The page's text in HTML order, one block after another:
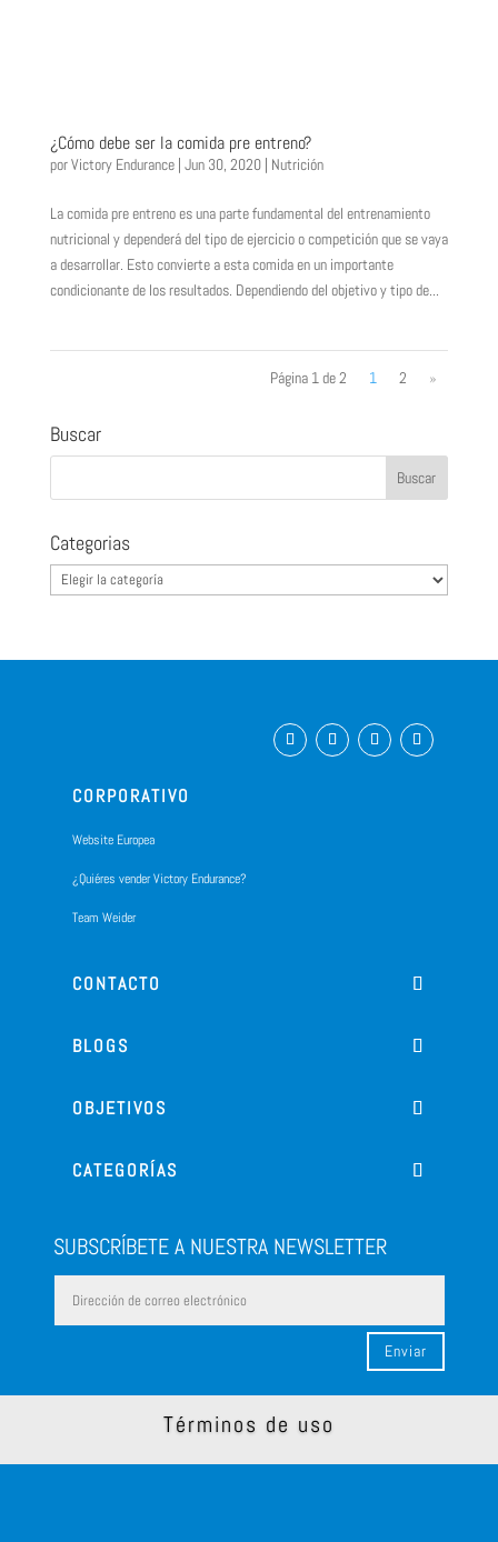
¿Cómo debe ser la comida pre entreno?
porVictory Endurance| Jun 30, 2020| Nutrición
La comida pre entreno es una parte fundamental del entrenamiento
nutricional y dependerá del tipo de ejercicio o competición que se vaya
a desarrollar. Esto convierte a esta comida en un importante
condicionante de los resultados. Dependiendo del objetivo y tipo de...
Página 1 de 2 1 2 »
Buscar
Categorias
Categorias
CORPORATIVO
Website Europea
¿Quiéres vender Victory Endurance?
Team Weider
CONTACTO
BLOGS
OBJETIVOS
CATEGORÍAS
SUBSCRÍBETE A NUESTRA NEWSLETTER
Enviar
Términos de uso